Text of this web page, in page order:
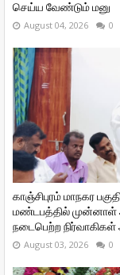
செய்ய வேண்டும் மனு
August 04, 2026 0
காஞ்சிபுரம் மாநகர
மண்டபத்தில் முன்னாள்
நடைபெற்ற
August 03, 2026 0